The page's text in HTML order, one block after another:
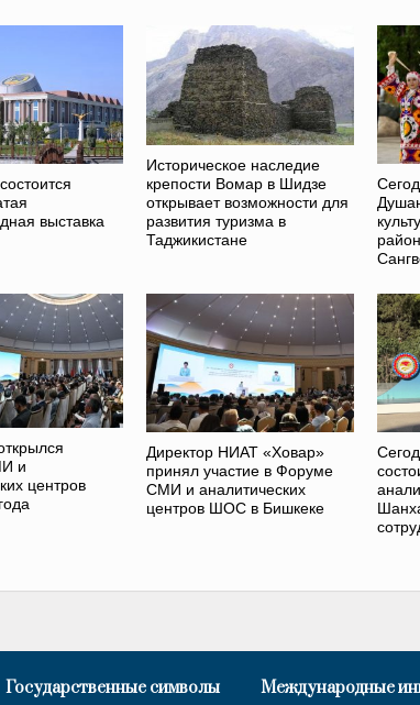
выставка
Историческое наследие
крепости Вомар в Шидзе
открывает возможности для
развития туризма в
Таджикистане
и
центров
Директор НИАТ «Ховар»
принял участие в Форуме
СМИ и аналитических
центров ШОС в Бишкеке
Государственные символы
Международные